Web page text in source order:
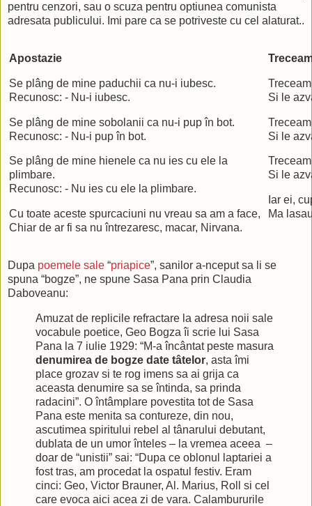
pentru cenzori, sau o scuza pentru optiunea comunista
adresata publicului. Imi pare ca se potriveste cu cel alaturat..
Apostazie
Se plâng de mine paduchii ca nu-i iubesc.
Recunosc: - Nu-i iubesc.
Se plâng de mine sobolanii ca nu-i pup în bot.
Recunosc: - Nu-i pup în bot.
Se plâng de mine hienele ca nu ies cu ele la
plimbare.
Recunosc: - Nu ies cu ele la plimbare.
Cu toate aceste spurcaciuni nu vreau sa am a face,
Chiar de ar fi sa nu întrezaresc, macar, Nirvana.
Si le
Si le
Si le
Iar ei,
Ma
Dupa poemele sale “priapice”, sanilor a-nceput sa li se
spuna “bogze”, ne spune Sasa Pana prin Claudia
Daboveanu:
Amuzat de replicile refractare la adresa noii sale
vocabule poetice, Geo Bogza îi scrie lui Sasa
Pana la 7 iulie 1929: “M-a încântat peste masura
denumirea de bogze date tâtelor, asta îmi
place grozav si te rog imens sa ai grija ca
aceasta denumire sa se întinda, sa prinda
radacini”. O întâmplare povestita tot de Sasa
Pana este menita sa contureze, din nou,
ascutimea spiritului rebel al tânarului debutant,
dublata de un umor înteles – la vremea aceea –
doar de “unistii” sai: “Dupa ce oblonul laptariei a
fost tras, am procedat la ospatul festiv. Eram
cinci: Geo, Victor Brauner, Al. Marius, Roll si cel
care evoca aici acea zi de vara. Calambururile